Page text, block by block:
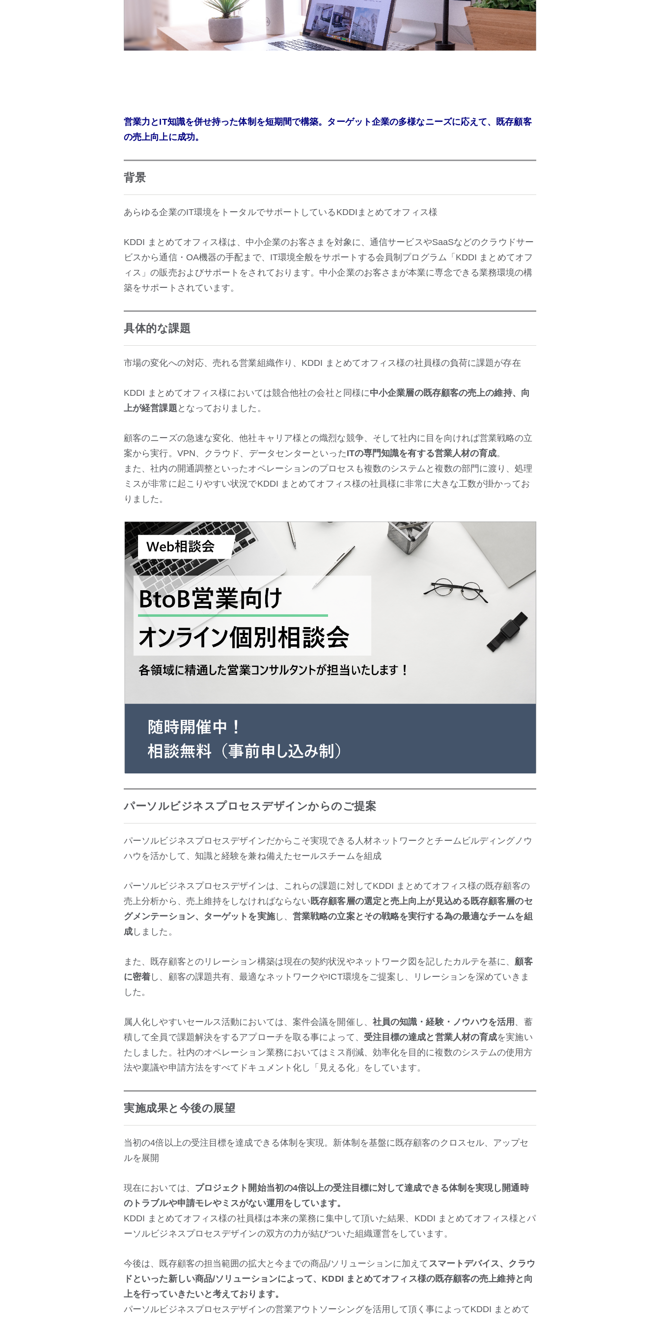
営業力とIT知識を併せ持った体制を短期間で構築。ターゲット企業の多様なニーズに応えて、既存顧客
の売上向上に成功。
背景
あらゆる企業のIT環境をトータルでサポートしているKDDIまとめてオフィス様
KDDI まとめてオフィス様は、中小企業のお客さまを対象に、通信サービスやSaaSなどのクラウドサー
ビスから通信・OA機器の手配まで、IT環境全般をサポートする会員制プログラム「KDDI まとめてオフ
ィス」の販売およびサポートをされております。中小企業のお客さまが本業に専念できる業務環境の構
築をサポートされています。
具体的な課題
市場の変化への対応、売れる営業組織作り、KDDI まとめてオフィス様の社員様の負荷に課題が存在
KDDI まとめてオフィス様においては競合他社の会社と同様に中小企業層の既存顧客の売上の維持、向
上が経営課題 となっておりました。
顧客のニーズの急速な変化、他社キャリア様との熾烈な競争、そして社内に目を向ければ営業戦略の立
案から実行。VPN、クラウド、データセンターといったITの専門知識を有する営業人材の育成。
また、社内の開通調整といったオペレーションのプロセスも複数のシステムと複数の部門に渡り、処理
ミスが非常に起こりやすい状況でKDDI まとめてオフィス様の社員様に非常に大きな工数が掛かってお
りました。
パーソルビジネスプロセスデザインからのご提案
パーソルビジネスプロセスデザインだからこそ実現できる人材ネットワークとチームビルディングノウ
ハウを活かして、知識と経験を兼ね備えたセールスチームを組成
パーソルビジネスプロセスデザインは、これらの課題に対してKDDI まとめてオフィス様の既存顧客の
売上分析から、売上維持をしなければならない 既存顧客層の選定と売上向上が見込める既存顧客層のセ
グメンテーション、ターゲットを実施し、 営業戦略の立案とその戦略を実行する為の最適なチームを組
成 しました。
また、既存顧客とのリレーション構築は現在の契約状況やネットワーク図を記したカルテを基に、 顧客
に密着 し、顧客の課題共有、最適なネットワークやICT環境をご提案し、リレーションを深めていきま
した。
属人化しやすいセールス活動においては、案件会議を開催し、 社員の知識・経験・ノウハウを活用 、蓄
積して全員で課題解決をするアプローチを取る事によって、 受注目標の達成と営業人材の育成を実施い
たしました。社内のオペレーション業務においてはミス削減、効率化を目的に複数のシステムの使用方
法や稟議や申請方法をすべてドキュメント化し「見える化」をしています。
実施成果と今後の展望
当初の4倍以上の受注目標を達成できる体制を実現。新体制を基盤に既存顧客のクロスセル、アップセ
ルを展開
現在においては、 プロジェクト開始当初の4倍以上の受注目標に対して達成できる体制を実現し開通時
のトラブルや申請モレやミスがない運用をしています。
KDDI まとめてオフィス様の社員様は本来の業務に集中して頂いた結果、KDDI まとめてオフィス様とパ
ーソルビジネスプロセスデザインの双方の力が結びついた組織運営をしています。
今後は、既存顧客の担当範囲の拡大と今までの商品/ソリューションに加えて スマートデバイス、クラウ
ドといった新しい商品/ソリューションによって、KDDI まとめてオフィス様の既存顧客の売上維持と向
上を行っていきたいと考えております。
パーソルビジネスプロセスデザインの営業アウトソーシングを活用して頂く事によってKDDI まとめて